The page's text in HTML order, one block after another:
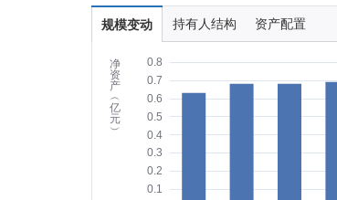
规模变动 持有人结构 资产配置
净
资
产
︵
亿
元
︶
0.1
0.2
0.3
0.4
0.5
0.6
0.7
0.8